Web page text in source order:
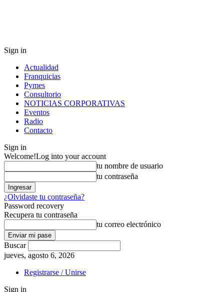
Sign in
Actualidad
Franquicias
Pymes
Consultorio
NOTICIAS CORPORATIVAS
Eventos
Radio
Contacto
Sign in
Welcome!Log into your account
tu nombre de usuario
tu contraseña
¿Olvidaste tu contraseña?
Password recovery
Recupera tu contraseña
tu correo electrónico
Buscar
jueves, agosto 6, 2026
Registrarse / Unirse
Sign in